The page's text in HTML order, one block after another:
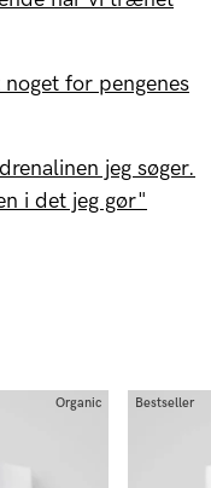
for pengenes
jeg søger.
i det jeg gør"
Organic Bestseller